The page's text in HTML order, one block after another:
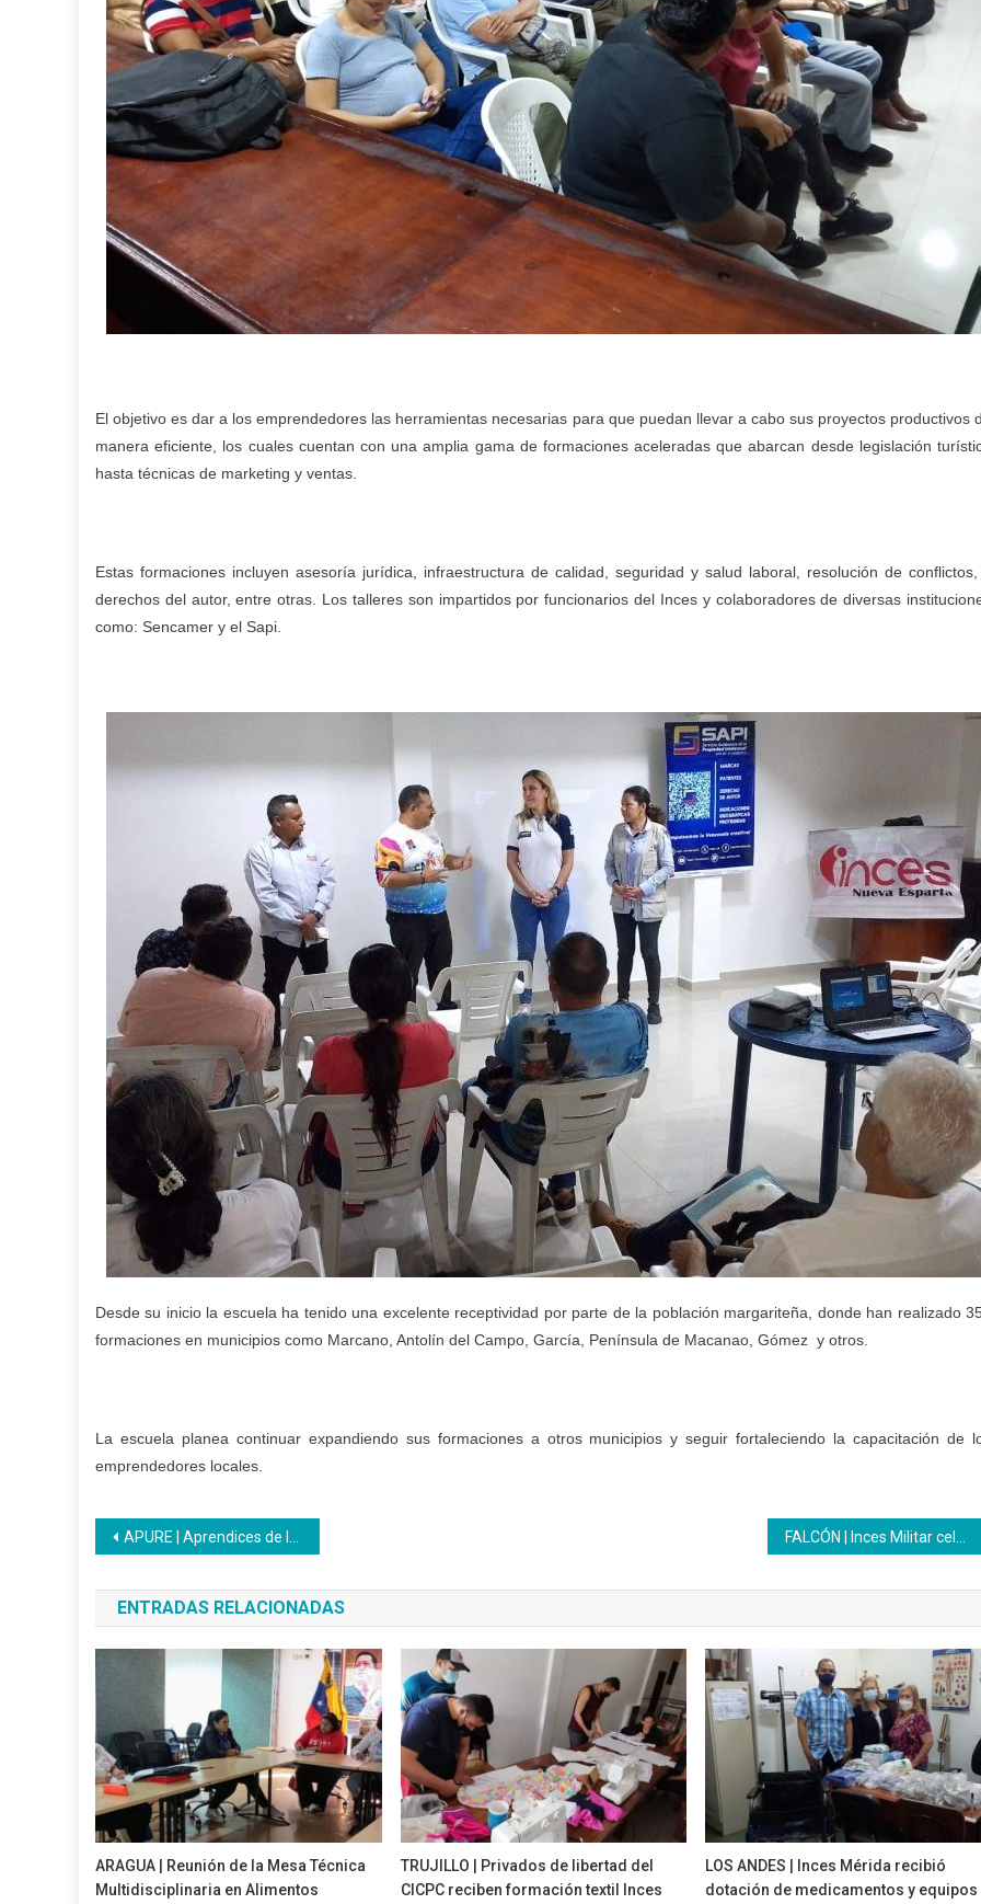
El objetivo es dar a los emprendedores las herramientas necesarias para que puedan llevar a cabo sus proyectos productivos
manera eficiente, los cuales cuentan con una amplia gama de formaciones aceleradas que abarcan desde legislación
hasta técnicas de marketing y ventas.
Estas formaciones incluyen asesoría jurídica, infraestructura de calidad, seguridad y salud laboral, resolución de
derechos del autor, entre otras. Los talleres son impartidos por funcionarios del Inces y colaboradores de diversas
como: Sencamer y el Sapi.
Desde su inicio la escuela ha tenido una excelente receptividad por parte de la población margariteña, donde han realizado
formaciones en municipios como Marcano, Antolín del Campo, García, Península de Macanao, Gómez y otros.
La escuela planea continuar expandiendo sus formaciones a otros municipios y seguir fortaleciendo la capacitación de
emprendedores locales.
Navegación
de
entradas
APURE | Aprendices de la ocupación de Secretario (a) Administrativo (a) desarrollaron la unidad Curricular Ofimática Básica
ENTRADAS RELACIONADAS
ARAGUA | Reunión de la Mesa Técnica
Multidisciplinaria en Alimentos
TRUJILLO | Privados de libertad del
CICPC reciben formación textil Inces
LOS ANDES | Inces Mérida recibió
dotación de medicamentos y equipos